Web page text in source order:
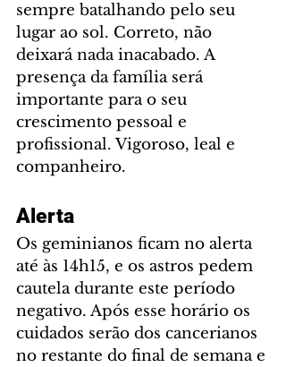
sempre batalhando pelo seu
lugar ao sol. Correto, não
deixará nada inacabado. A
presença da família será
importante para o seu
crescimento pessoal e
profissional. Vigoroso, leal e
companheiro.
Alerta
Os geminianos ficam no alerta
até às 14h15, e os astros pedem
cautela durante este período
negativo. Após esse horário os
cuidados serão dos cancerianos
no restante do final de semana e